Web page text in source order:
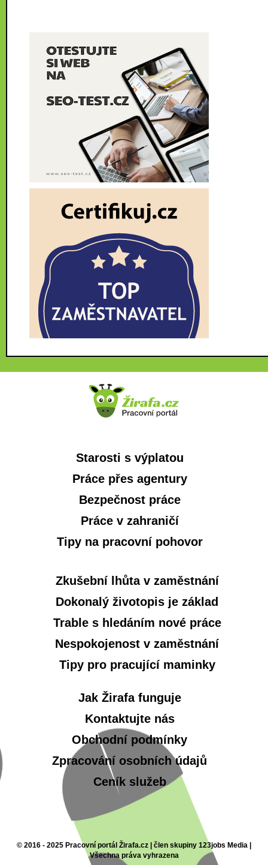
Starosti s výplatou
Práce přes agentury
Bezpečnost práce
Práce v zahraničí
Tipy na pracovní pohovor
Zkušební lhůta v zaměstnání
Dokonalý životopis je základ
Trable s hledáním nové práce
Nespokojenost v zaměstnání
Tipy pro pracující maminky
Jak Žirafa funguje
Kontaktujte nás
Obchodní podmínky
Zpracování osobních údajů
Ceník služeb
© 2016 - 2025 Pracovní portál Žirafa.cz | člen skupiny 123jobs Media |
Všechna práva vyhrazena